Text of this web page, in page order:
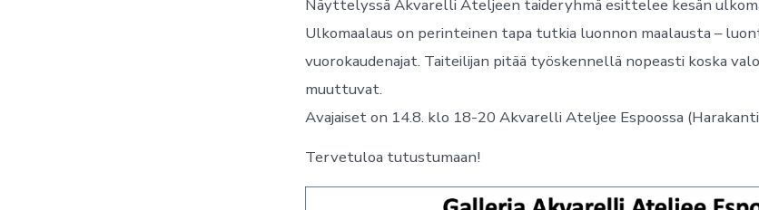
Näyttelyssä Akvarelli Ateljeen taideryhmä esittelee kesän
Ulkomaalaus on perinteinen tapa tutkia luonnon maalausta –
vuorokaudenajat. Taiteilijan pitää työskennellä nopeasti koska
muuttuvat.
Avajaiset on 14.8. klo 18-20 Akvarelli Ateljee Espoossa
Tervetuloa tutustumaan!